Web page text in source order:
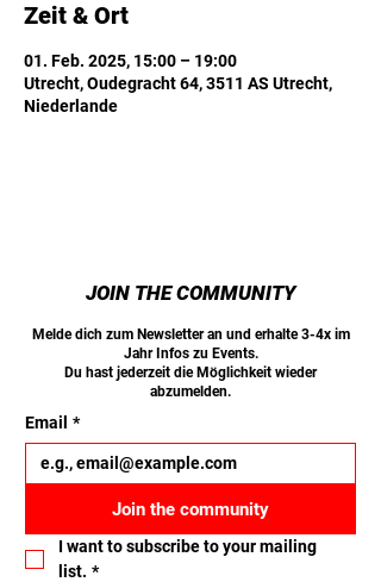
Zeit & Ort
01. Feb. 2025, 15:00 – 19:00
Utrecht, Oudegracht 64, 3511 AS Utrecht,
Niederlande
JOIN THE COMMUNITY
Melde dich zum Newsletter an und erhalte 3-4x im
Jahr Infos zu Events.
Du hast jederzeit die Möglichkeit wieder
abzumelden.
Email *
Join the community
I want to subscribe to your mailing
list. *